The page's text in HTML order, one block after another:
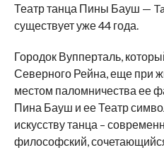
Театр танца Пины Бауш —
существует уже 44 года.
Городок Вупперталь,
Северного Рейна, еще при
местом паломничества ее
Пина Бауш и ее Театр
искусству танца –
философский,